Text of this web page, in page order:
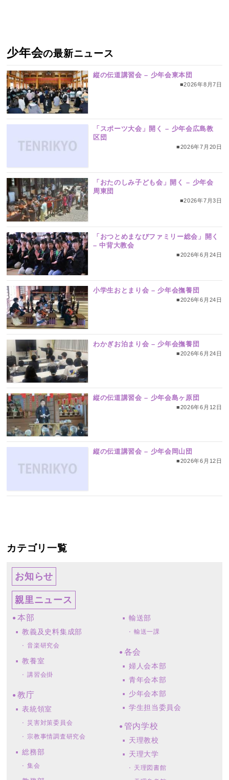
少年会の最新ニュース
縦の伝道講習会 – 少年会東本団
■2026年8月7日
「スポーツ大会」開く – 少年会広島教
区団
■2026年7月20日
「おたのしみ子ども会」開く – 少年会
周東団
■2026年7月3日
「おつとめまなびファミリー総会」開く
– 中背大教会
■2026年6月24日
小学生おとまり会 – 少年会撫養団
■2026年6月24日
わかぎお泊まり会 – 少年会撫養団
■2026年6月24日
縦の伝道講習会 – 少年会島ヶ原団
■2026年6月12日
縦の伝道講習会 – 少年会岡山団
■2026年6月12日
カテゴリ一覧
お知らせ
親里ニュース
本部
教義及史料集成部
音楽研究会
教養室
講習会掛
教庁
表統領室
災害対策委員会
宗教事情調査研究会
総務部
集会
輸送部
輸送一課
各会
婦人会本部
青年会本部
少年会本部
学生担当委員会
管内学校
天理教校
天理大学
天理図書館